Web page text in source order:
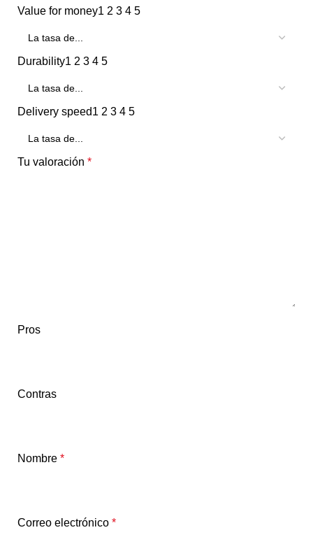
Value for money1 2 3 4 5
Durability1 2 3 4 5
Delivery speed1 2 3 4 5
Tu valoración *
Pros
Contras
Nombre *
Correo electrónico *